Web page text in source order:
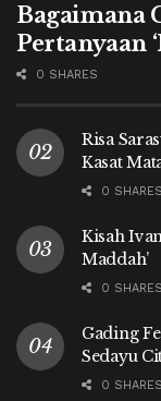
Bagaimana
Pertanyaan
0 SHARES
Risa
Kasat
0 SHARES
Kisah
Maddah’
0 SHARES
Gading
Sedayu
0 SHARES